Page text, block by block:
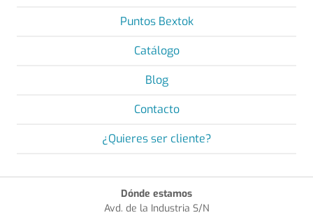
Puntos Bextok
Catálogo
Blog
Contacto
¿Quieres ser cliente?
Dónde estamos
Avd. de la Industria S/N